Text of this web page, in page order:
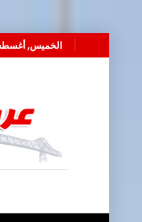
الخميس, أغسطس 6,